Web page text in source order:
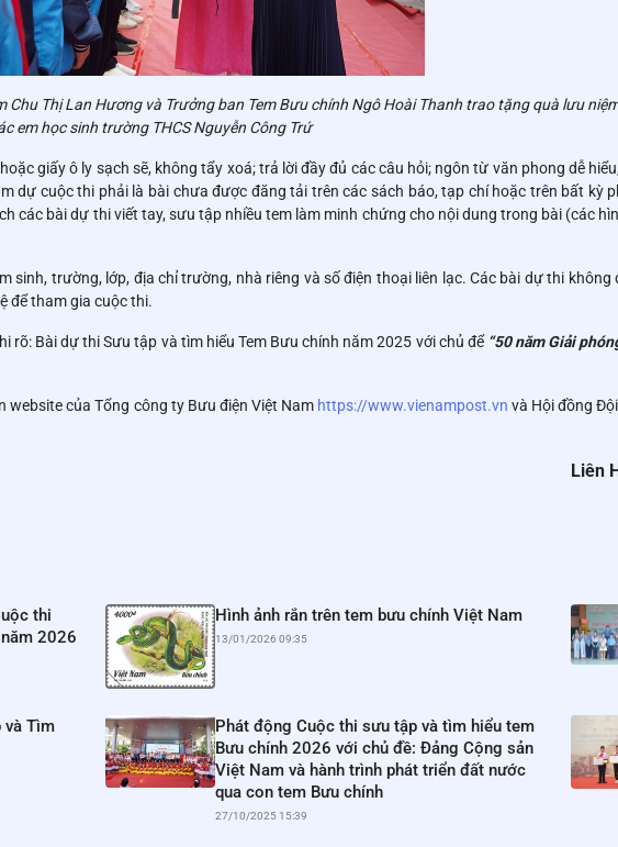
Chu Thị Lan Hương và Trưởng ban Tem Bưu chính Ngô Hoài Thanh trao tặng quà lưu
em học sinh trường THCS Nguyễn Công Trứ
giấy ô ly sạch sẽ, không tẩy xoá; trả lời đầy đủ các câu hỏi; ngôn từ văn phong dễ
dự cuộc thi phải là bài chưa được đăng tải trên các sách báo, tạp chí hoặc trên bất kỳ
các bài dự thi viết tay, sưu tập nhiều tem làm minh chứng cho nội dung trong bài (các
sinh, trường, lớp, địa chỉ trường, nhà riêng và số điện thoại liên lạc. Các bài dự thi không
để tham gia cuộc thi.
rõ: Bài dự thi Sưu tập và tìm hiểu Tem Bưu chính năm 2025 với chủ để “50 năm Giải
website của Tổng công ty Bưu điện Việt Nam https://www.vienampost.vnvà Hội đồng
Liên
thi
2026
Hình ảnh rắn trên tem bưu chính Việt Nam
13/01/2026 09:35
và Tìm
Phát động Cuộc thi sưu tập và tìm hiểu tem
Bưu chính 2026 với chủ đề: Đảng Cộng sản
Việt Nam và hành trình phát triển đất nước
qua con tem Bưu chính
27/10/2025 15:39